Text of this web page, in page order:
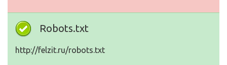
Robots.txt
http://felzit.ru/robots.txt